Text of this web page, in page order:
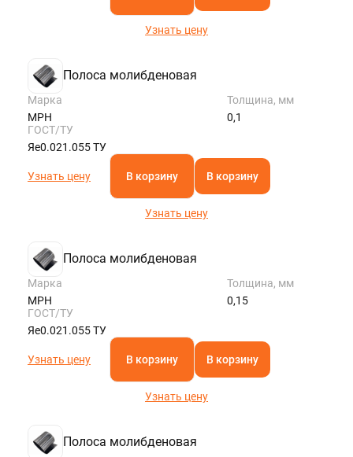
Узнать цену
Полоса молибденовая
Марка
МРН
Толщина, мм
0,1
ГОСТ/ТУ
Яе0.021.055 ТУ
Узнать цену В корзину В корзину
Узнать цену
Полоса молибденовая
Марка
МРН
Толщина, мм
0,15
ГОСТ/ТУ
Яе0.021.055 ТУ
Узнать цену В корзину В корзину
Узнать цену
Полоса молибденовая